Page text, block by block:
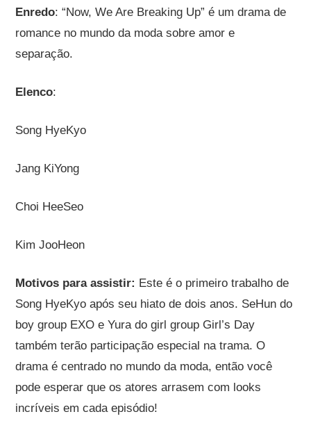
Enredo: “Now, We Are Breaking Up” é um drama de
romance no mundo da moda sobre amor e
separação.
Elenco:
Song HyeKyo
Jang KiYong
Choi HeeSeo
Kim JooHeon
Motivos para assistir: Este é o primeiro trabalho de
Song HyeKyo após seu hiato de dois anos. SeHun do
boy group EXO e Yura do girl group Girl’s Day
também terão participação especial na trama. O
drama é centrado no mundo da moda, então você
pode esperar que os atores arrasem com looks
incríveis em cada episódio!